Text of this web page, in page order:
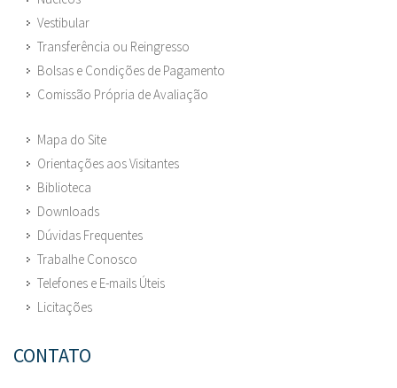
Vestibular
Transferência ou Reingresso
Bolsas e Condições de Pagamento
Comissão Própria de Avaliação
Mapa do Site
Orientações aos Visitantes
Biblioteca
Downloads
Dúvidas Frequentes
Trabalhe Conosco
Telefones e E-mails Úteis
Licitações
CONTATO